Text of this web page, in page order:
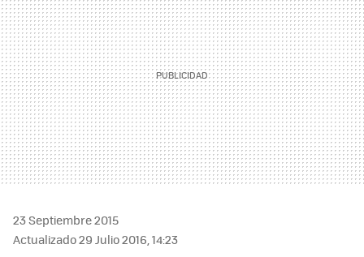
23 Septiembre 2015
Actualizado 29 Julio 2016, 14:23